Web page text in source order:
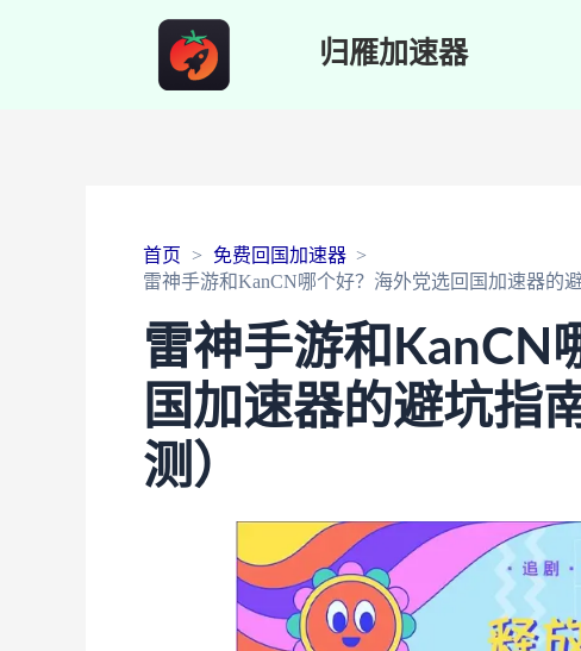
归雁加速器
首页
免费回国加速器
雷神手游和KanCN哪个好？海外党选回国加速器的
雷神手游和KanCN
国加速器的避坑指
测）